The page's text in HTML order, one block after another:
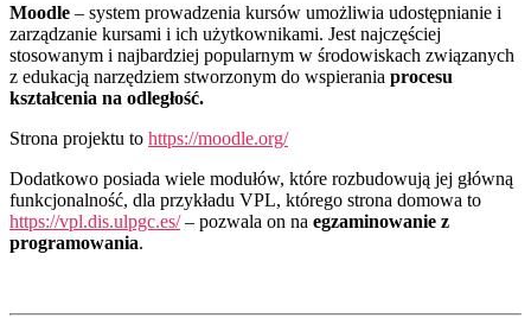
Moodle – system prowadzenia kursów umożliwia udostępnianie i
zarządzanie kursami i ich użytkownikami. Jest najczęściej
stosowanym i najbardziej popularnym w środowiskach związanych
z edukacją narzędziem stworzonym do wspierania procesu
kształcenia na odległość.
Strona projektu to https://moodle.org/
Dodatkowo posiada wiele modułów, które rozbudowują jej główną
funkcjonalność, dla przykładu VPL, którego strona domowa to
https://vpl.dis.ulpgc.es/– pozwala on na egzaminowanie z
programowania.